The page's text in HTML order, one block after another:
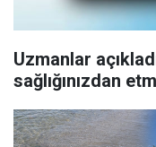
Uzmanlar
sağlığınızdan